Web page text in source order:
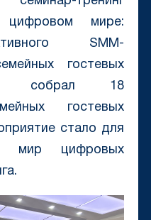
цифровом мире:
SMM-
гостевых
собрал 18
гостевых
стало для
мир цифровых